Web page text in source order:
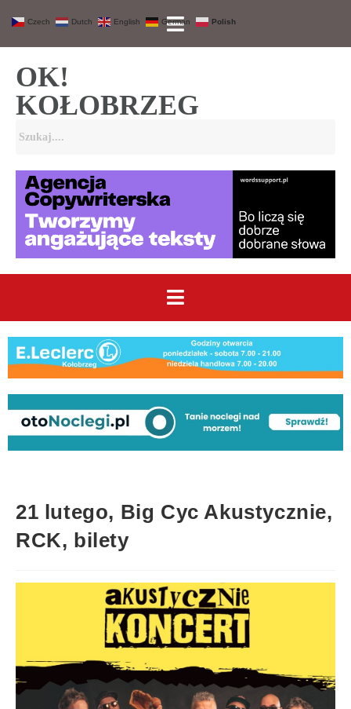
OK!
KOŁOBRZEG
21 lutego, Big Cyc Akustycznie,
RCK, bilety
Czech Dutch English German Polish